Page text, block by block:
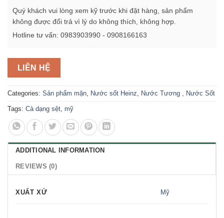
Quý khách vui lòng xem kỹ trước khi đặt hàng, sản phẩm
không được đổi trả vì lý do không thích, không hợp.
Hotline tư vấn: 0983903990 - 0908166163
LIÊN HỆ
Categories: Sản phẩm mặn Nước sốt Heinz Nước Tương , Nước Sốt
Tags: Cà dạng sệt mỹ
ADDITIONAL INFORMATION
REVIEWS (0)
XUẤT XỨ Mỹ